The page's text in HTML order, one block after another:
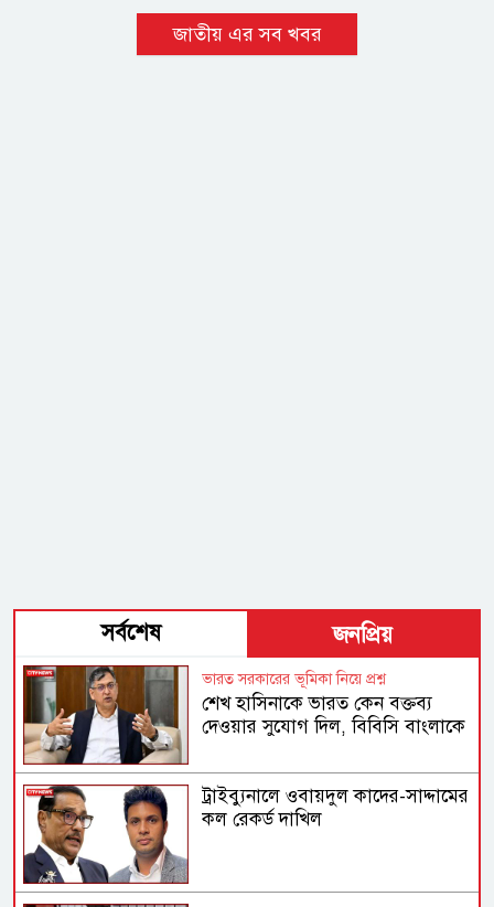
জাতীয় এর সব খবর
সর্বশেষ জনপ্রিয়
ভারত সরকারের ভূমিকা নিয়ে প্রশ্ন
শেখ হাসিনাকে ভারত কেন বক্তব্য
দেওয়ার সুযোগ দিল, বিবিসি বাংলাকে
ট্রাইব্যুনালে ওবায়দুল কাদের-সাদ্দামের
কল রেকর্ড দাখিল